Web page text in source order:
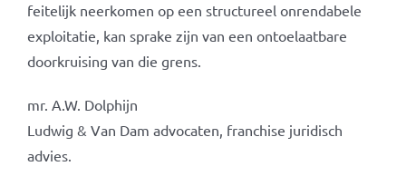
feitelijk neerkomen op een structureel onrendabele
exploitatie, kan sprake zijn van een ontoelaatbare
doorkruising van die grens.
mr. A.W. Dolphijn
Ludwig & Van Dam advocaten, franchise juridisch
advies.